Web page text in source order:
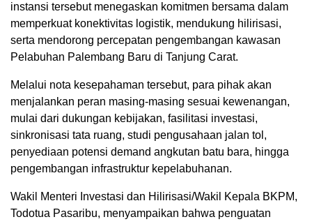
instansi tersebut menegaskan komitmen bersama dalam
memperkuat konektivitas logistik, mendukung hilirisasi,
serta mendorong percepatan pengembangan kawasan
Pelabuhan Palembang Baru di Tanjung Carat.
Melalui nota kesepahaman tersebut, para pihak akan
menjalankan peran masing-masing sesuai kewenangan,
mulai dari dukungan kebijakan, fasilitasi investasi,
sinkronisasi tata ruang, studi pengusahaan jalan tol,
penyediaan potensi demand angkutan batu bara, hingga
pengembangan infrastruktur kepelabuhanan.
Wakil Menteri Investasi dan Hilirisasi/Wakil Kepala BKPM,
Todotua Pasaribu, menyampaikan bahwa penguatan